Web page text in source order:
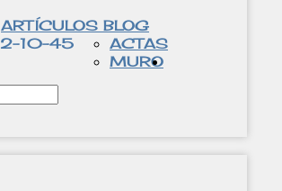
ARTÍCULOS BLOG
ACTAS
MURO